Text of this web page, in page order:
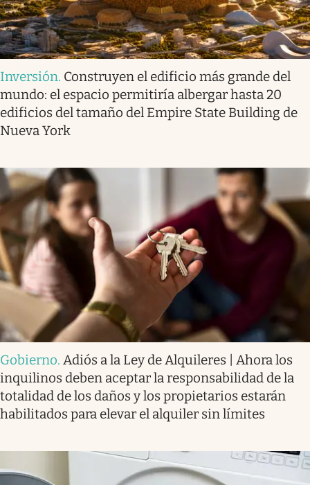
Inversión. Construyen el edificio más grande del
mundo: el espacio permitiría albergar hasta 20
edificios del tamaño del Empire State Building de
Nueva York
Gobierno. Adiós a la Ley de Alquileres | Ahora los
inquilinos deben aceptar la responsabilidad de la
totalidad de los daños y los propietarios estarán
habilitados para elevar el alquiler sin límites